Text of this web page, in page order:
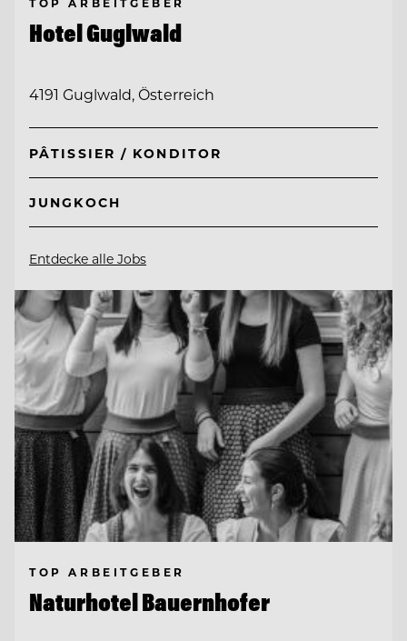
Hotel Guglwald
4191 Guglwald, Österreich
PÂTISSIER / KONDITOR
JUNGKOCH
Entdecke alle Jobs
TOP ARBEITGEBER
Naturhotel Bauernhofer